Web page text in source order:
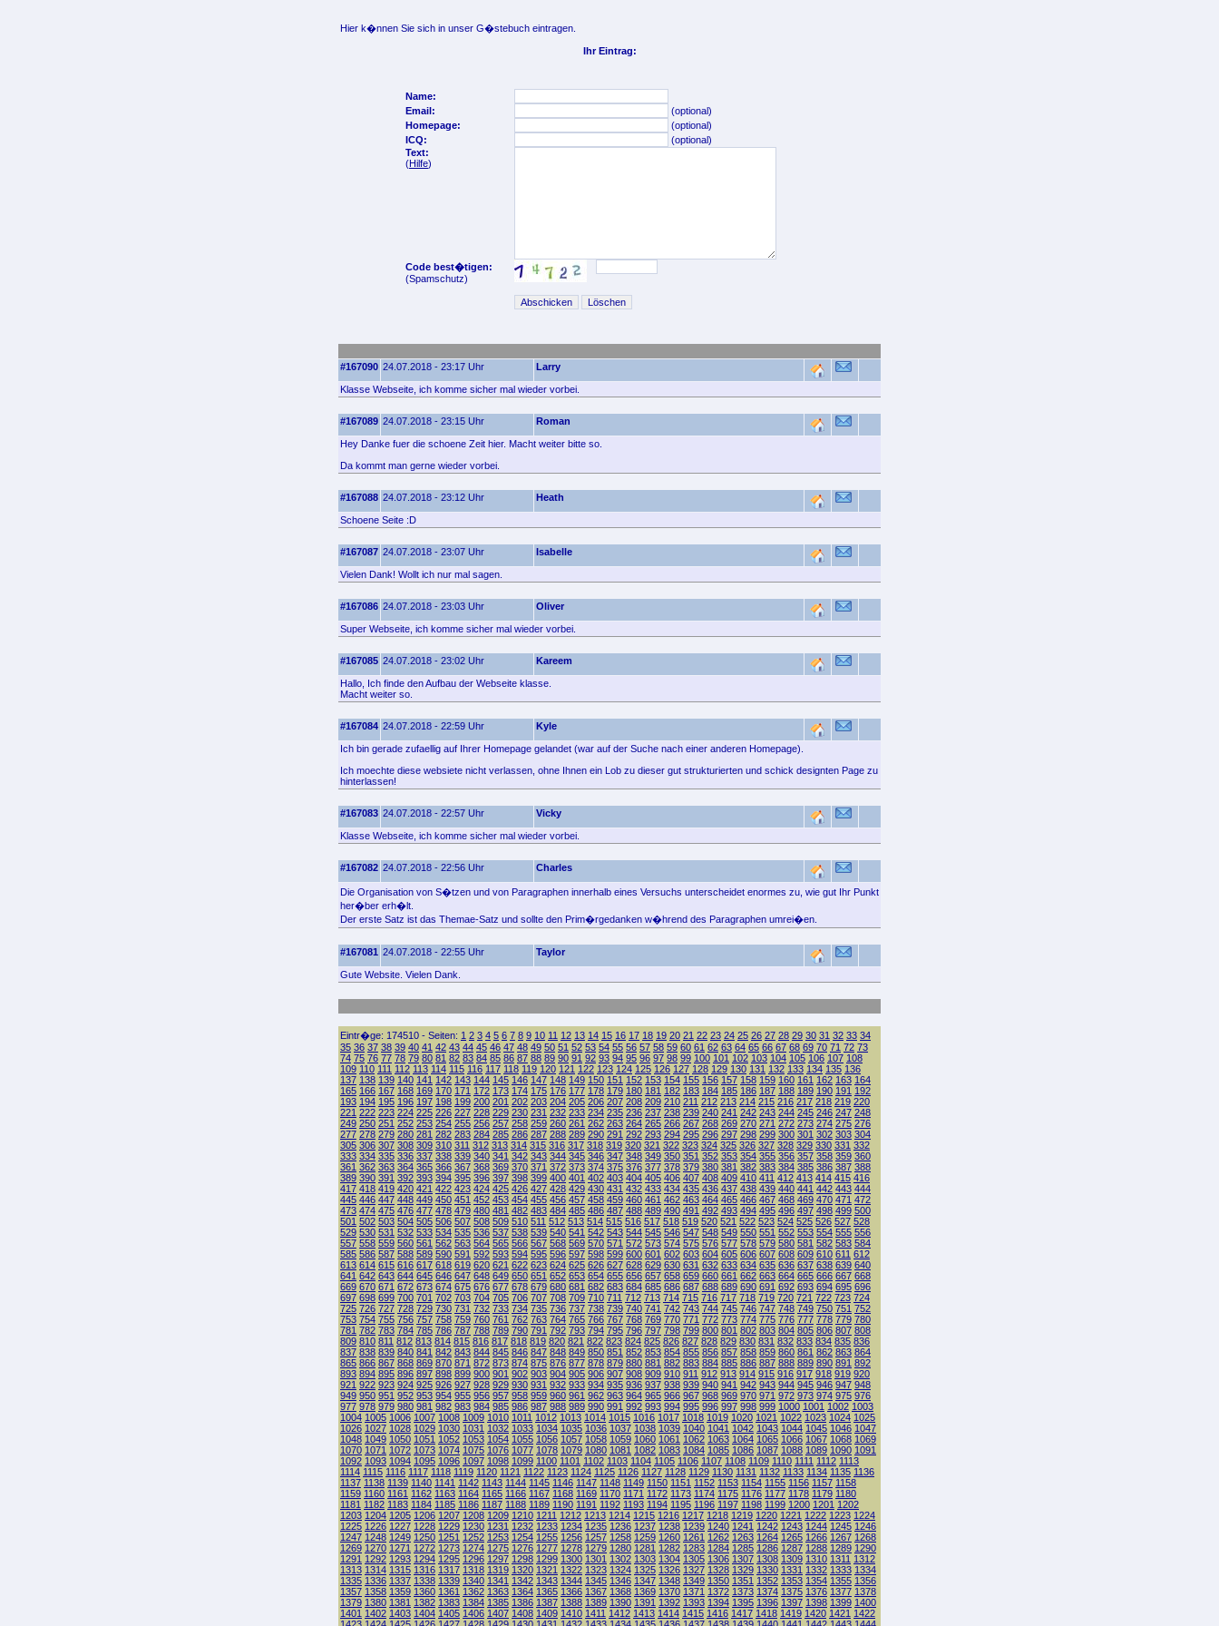
Hier k�nnen Sie sich in unser G�stebuch eintragen.
Ihr Eintrag:
Name:
Email:
(optional)
Homepage:
(optional)
ICQ:
(optional)
Text:
(Hilfe)
Code best�tigen:
(Spamschutz)
#167090 24.07.2018 - 23:17 Uhr Larry
Klasse Webseite, ich komme sicher mal wieder vorbei.
#167089 24.07.2018 - 23:15 Uhr Roman
Hey Danke fuer die schoene Zeit hier. Macht weiter bitte so.
Da kommt man gerne wieder vorbei.
#167088 24.07.2018 - 23:12 Uhr Heath
Schoene Seite :D
#167087 24.07.2018 - 23:07 Uhr Isabelle
Vielen Dank! Wollt ich nur mal sagen.
#167086 24.07.2018 - 23:03 Uhr Oliver
Super Webseite, ich komme sicher mal wieder vorbei.
#167085 24.07.2018 - 23:02 Uhr Kareem
Hallo, Ich finde den Aufbau der Webseite klasse.
Macht weiter so.
#167084 24.07.2018 - 22:59 Uhr Kyle
Ich bin gerade zufaellig auf Ihrer Homepage gelandet (war auf der Suche nach einer anderen Homepage).
Ich moechte diese websiete nicht verlassen, ohne Ihnen ein Lob zu dieser gut strukturierten und schick designten Page zu
hinterlassen!
#167083 24.07.2018 - 22:57 Uhr Vicky
Klasse Webseite, ich komme sicher mal wieder vorbei.
#167082 24.07.2018 - 22:56 Uhr Charles
Die Organisation von S�tzen und von Paragraphen innerhalb eines Versuchs unterscheidet enormes zu, wie gut Ihr Punkt
her�ber erh�lt.
Der erste Satz ist das Themae-Satz und sollte den Prim�rgedanken w�hrend des Paragraphen umrei�en.
#167081 24.07.2018 - 22:55 Uhr Taylor
Gute Website. Vielen Dank.
Eintr�ge: 174510 - Seiten: 1 2 3 4 5 6 7 8 9 10 11 12 13 14 15 16 17 18 19 20 21 22 23 24 25 26 27 28 29 30 31 32 33 34
35 36 37 38 39 40 41 42 43 44 45 46 47 48 49 50 51 52 53 54 55 56 57 58 59 60 61 62 63 64 65 66 67 68 69 70 71 72 73
74 75 76 77 78 79 80 81 82 83 84 85 86 87 88 89 90 91 92 93 94 95 96 97 98 99 100 101 102 103 104 105 106 107 108
109 110 111 112 113 114 115 116 117 118 119 120 121 122 123 124 125 126 127 128 129 130 131 132 133 134 135 136
137 138 139 140 141 142 143 144 145 146 147 148 149 150 151 152 153 154 155 156 157 158 159 160 161 162 163 164
165 166 167 168 169 170 171 172 173 174 175 176 177 178 179 180 181 182 183 184 185 186 187 188 189 190 191 192
193 194 195 196 197 198 199 200 201 202 203 204 205 206 207 208 209 210 211 212 213 214 215 216 217 218 219 220
221 222 223 224 225 226 227 228 229 230 231 232 233 234 235 236 237 238 239 240 241 242 243 244 245 246 247 248
249 250 251 252 253 254 255 256 257 258 259 260 261 262 263 264 265 266 267 268 269 270 271 272 273 274 275 276
277 278 279 280 281 282 283 284 285 286 287 288 289 290 291 292 293 294 295 296 297 298 299 300 301 302 303 304
305 306 307 308 309 310 311 312 313 314 315 316 317 318 319 320 321 322 323 324 325 326 327 328 329 330 331 332
333 334 335 336 337 338 339 340 341 342 343 344 345 346 347 348 349 350 351 352 353 354 355 356 357 358 359 360
361 362 363 364 365 366 367 368 369 370 371 372 373 374 375 376 377 378 379 380 381 382 383 384 385 386 387 388
389 390 391 392 393 394 395 396 397 398 399 400 401 402 403 404 405 406 407 408 409 410 411 412 413 414 415 416
417 418 419 420 421 422 423 424 425 426 427 428 429 430 431 432 433 434 435 436 437 438 439 440 441 442 443 444
445 446 447 448 449 450 451 452 453 454 455 456 457 458 459 460 461 462 463 464 465 466 467 468 469 470 471 472
473 474 475 476 477 478 479 480 481 482 483 484 485 486 487 488 489 490 491 492 493 494 495 496 497 498 499 500
501 502 503 504 505 506 507 508 509 510 511 512 513 514 515 516 517 518 519 520 521 522 523 524 525 526 527 528
529 530 531 532 533 534 535 536 537 538 539 540 541 542 543 544 545 546 547 548 549 550 551 552 553 554 555 556
557 558 559 560 561 562 563 564 565 566 567 568 569 570 571 572 573 574 575 576 577 578 579 580 581 582 583 584
585 586 587 588 589 590 591 592 593 594 595 596 597 598 599 600 601 602 603 604 605 606 607 608 609 610 611 612
613 614 615 616 617 618 619 620 621 622 623 624 625 626 627 628 629 630 631 632 633 634 635 636 637 638 639 640
641 642 643 644 645 646 647 648 649 650 651 652 653 654 655 656 657 658 659 660 661 662 663 664 665 666 667 668
669 670 671 672 673 674 675 676 677 678 679 680 681 682 683 684 685 686 687 688 689 690 691 692 693 694 695 696
697 698 699 700 701 702 703 704 705 706 707 708 709 710 711 712 713 714 715 716 717 718 719 720 721 722 723 724
725 726 727 728 729 730 731 732 733 734 735 736 737 738 739 740 741 742 743 744 745 746 747 748 749 750 751 752
753 754 755 756 757 758 759 760 761 762 763 764 765 766 767 768 769 770 771 772 773 774 775 776 777 778 779 780
781 782 783 784 785 786 787 788 789 790 791 792 793 794 795 796 797 798 799 800 801 802 803 804 805 806 807 808
809 810 811 812 813 814 815 816 817 818 819 820 821 822 823 824 825 826 827 828 829 830 831 832 833 834 835 836
837 838 839 840 841 842 843 844 845 846 847 848 849 850 851 852 853 854 855 856 857 858 859 860 861 862 863 864
865 866 867 868 869 870 871 872 873 874 875 876 877 878 879 880 881 882 883 884 885 886 887 888 889 890 891 892
893 894 895 896 897 898 899 900 901 902 903 904 905 906 907 908 909 910 911 912 913 914 915 916 917 918 919 920
921 922 923 924 925 926 927 928 929 930 931 932 933 934 935 936 937 938 939 940 941 942 943 944 945 946 947 948
949 950 951 952 953 954 955 956 957 958 959 960 961 962 963 964 965 966 967 968 969 970 971 972 973 974 975 976
977 978 979 980 981 982 983 984 985 986 987 988 989 990 991 992 993 994 995 996 997 998 999 1000 1001 1002 1003
1004 1005 1006 1007 1008 1009 1010 1011 1012 1013 1014 1015 1016 1017 1018 1019 1020 1021 1022 1023 1024 1025
1026 1027 1028 1029 1030 1031 1032 1033 1034 1035 1036 1037 1038 1039 1040 1041 1042 1043 1044 1045 1046 1047
1048 1049 1050 1051 1052 1053 1054 1055 1056 1057 1058 1059 1060 1061 1062 1063 1064 1065 1066 1067 1068 1069
1070 1071 1072 1073 1074 1075 1076 1077 1078 1079 1080 1081 1082 1083 1084 1085 1086 1087 1088 1089 1090 1091
1092 1093 1094 1095 1096 1097 1098 1099 1100 1101 1102 1103 1104 1105 1106 1107 1108 1109 1110 1111 1112 1113
1114 1115 1116 1117 1118 1119 1120 1121 1122 1123 1124 1125 1126 1127 1128 1129 1130 1131 1132 1133 1134 1135 1136
1137 1138 1139 1140 1141 1142 1143 1144 1145 1146 1147 1148 1149 1150 1151 1152 1153 1154 1155 1156 1157 1158
1159 1160 1161 1162 1163 1164 1165 1166 1167 1168 1169 1170 1171 1172 1173 1174 1175 1176 1177 1178 1179 1180
1181 1182 1183 1184 1185 1186 1187 1188 1189 1190 1191 1192 1193 1194 1195 1196 1197 1198 1199 1200 1201 1202
1203 1204 1205 1206 1207 1208 1209 1210 1211 1212 1213 1214 1215 1216 1217 1218 1219 1220 1221 1222 1223 1224
1225 1226 1227 1228 1229 1230 1231 1232 1233 1234 1235 1236 1237 1238 1239 1240 1241 1242 1243 1244 1245 1246
1247 1248 1249 1250 1251 1252 1253 1254 1255 1256 1257 1258 1259 1260 1261 1262 1263 1264 1265 1266 1267 1268
1269 1270 1271 1272 1273 1274 1275 1276 1277 1278 1279 1280 1281 1282 1283 1284 1285 1286 1287 1288 1289 1290
1291 1292 1293 1294 1295 1296 1297 1298 1299 1300 1301 1302 1303 1304 1305 1306 1307 1308 1309 1310 1311 1312
1313 1314 1315 1316 1317 1318 1319 1320 1321 1322 1323 1324 1325 1326 1327 1328 1329 1330 1331 1332 1333 1334
1335 1336 1337 1338 1339 1340 1341 1342 1343 1344 1345 1346 1347 1348 1349 1350 1351 1352 1353 1354 1355 1356
1357 1358 1359 1360 1361 1362 1363 1364 1365 1366 1367 1368 1369 1370 1371 1372 1373 1374 1375 1376 1377 1378
1379 1380 1381 1382 1383 1384 1385 1386 1387 1388 1389 1390 1391 1392 1393 1394 1395 1396 1397 1398 1399 1400
1401 1402 1403 1404 1405 1406 1407 1408 1409 1410 1411 1412 1413 1414 1415 1416 1417 1418 1419 1420 1421 1422